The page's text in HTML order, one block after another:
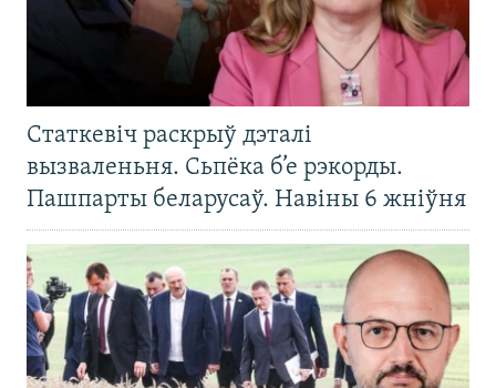
Статкевіч раскрыў дэталі
вызваленьня. Сьпёка б’е рэкорды.
Пашпарты беларусаў. Навіны 6 жніўня